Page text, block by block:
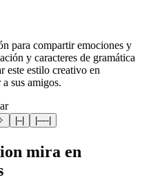
para compartir emociones y
y caracteres de gramática
este estilo creativo en
sus amigos.
|–| |—-|
mira en